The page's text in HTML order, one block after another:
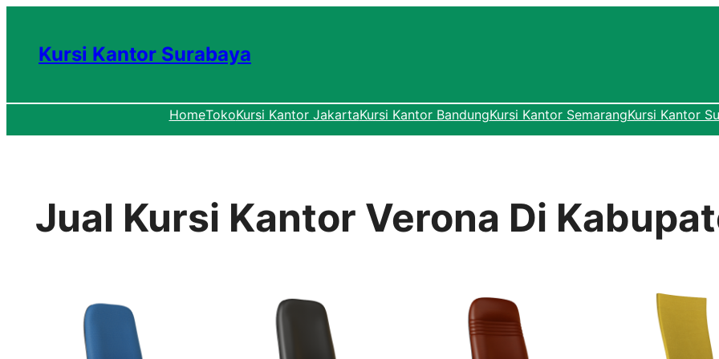
Kursi Kantor Surabaya
HomeTokoKursi Kantor JakartaKursi Kantor BandungKursi Kantor SemarangKursi Kantor
Jual Kursi Kantor Verona Di